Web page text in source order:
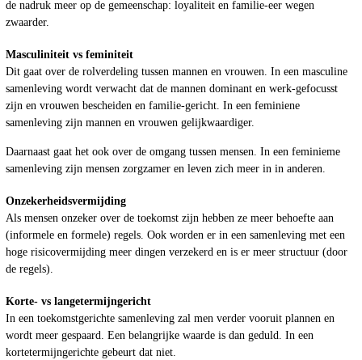
de nadruk meer op de gemeenschap: loyaliteit en familie-eer wegen
zwaarder.
Masculiniteit vs feminiteit
Dit gaat over de rolverdeling tussen mannen en vrouwen. In een masculine
samenleving wordt verwacht dat de mannen dominant en werk-gefocusst
zijn en vrouwen bescheiden en familie-gericht. In een feminiene
samenleving zijn mannen en vrouwen gelijkwaardiger.
Daarnaast gaat het ook over de omgang tussen mensen. In een feminieme
samenleving zijn mensen zorgzamer en leven zich meer in in anderen.
Onzekerheidsvermijding
Als mensen onzeker over de toekomst zijn hebben ze meer behoefte aan
(informele en formele) regels. Ook worden er in een samenleving met een
hoge risicovermijding meer dingen verzekerd en is er meer structuur (door
de regels).
Korte- vs langetermijngericht
In een toekomstgerichte samenleving zal men verder vooruit plannen en
wordt meer gespaard. Een belangrijke waarde is dan geduld. In een
kortetermijngerichte gebeurt dat niet.